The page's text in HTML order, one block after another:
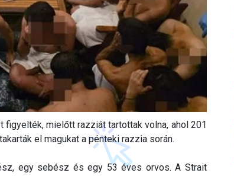
figyelték, mielőtt razziát tartottak volna, ahol 201
el magukat a pénteki razzia során.
egy sebész és egy 53 éves orvos. A Strait